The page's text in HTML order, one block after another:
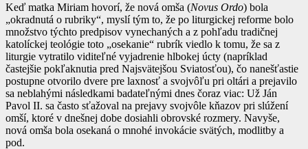
Keď matka Miriam hovorí, že nová omša (Novus Ordo) bola
„okradnutá o rubriky“, myslí tým to, že po liturgickej reforme bolo
množstvo týchto predpisov vynechaných a z pohľadu tradičnej
katolíckej teológie toto „osekanie“ rubrík viedlo k tomu, že sa z
liturgie vytratilo viditeľné vyjadrenie hlbokej úcty (napríklad
častejšie pokľaknutia pred Najsvätejšou Sviatosťou), čo nanešťastie
postupne otvorilo dvere pre laxnosť a svojvôľu pri oltári a prejavilo
sa neblahými následkami badateľnými dnes čoraz viac: Už Ján
Pavol II. sa často sťažoval na prejavy svojvôle kňazov pri slúžení
omší, ktoré v dnešnej dobe dosiahli obrovské rozmery. Navyše,
nová omša bola osekaná o mnohé invokácie svätých, modlitby a
pod.